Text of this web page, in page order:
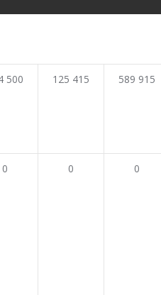
500 125 415 589 915
0 0 0